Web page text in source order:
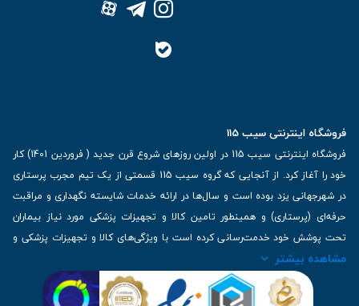
فروشگاه اینترنتی سیب 115
فروشگاه اینترنتی سیب 115 در اولین روزهای شروع قرن جدید ( فروردین 1401) کار
خود را آغاز کرد. از آنجایی که گروه سیب 115 قسمتی از یک تیم مجرب پرستاری
در شهرجهانی یزد بوده است و سال‌ها در ارائه خدمات شایسته نگهداری و مراقبت
حرفه‌ای (پرستاری) و همینطور تامین کالا و تجهیزات پزشکی مورد نیاز بیماران
تحت پوشش خود خدمت‌رسانی کرده است با ویژگی‌های کالا و تجهیزات پزشکی و
برترین برندهای موجود در بازار اطلاعات بسیار ارزشمندی را دارا می‌باشد
مشاهده بیشتر